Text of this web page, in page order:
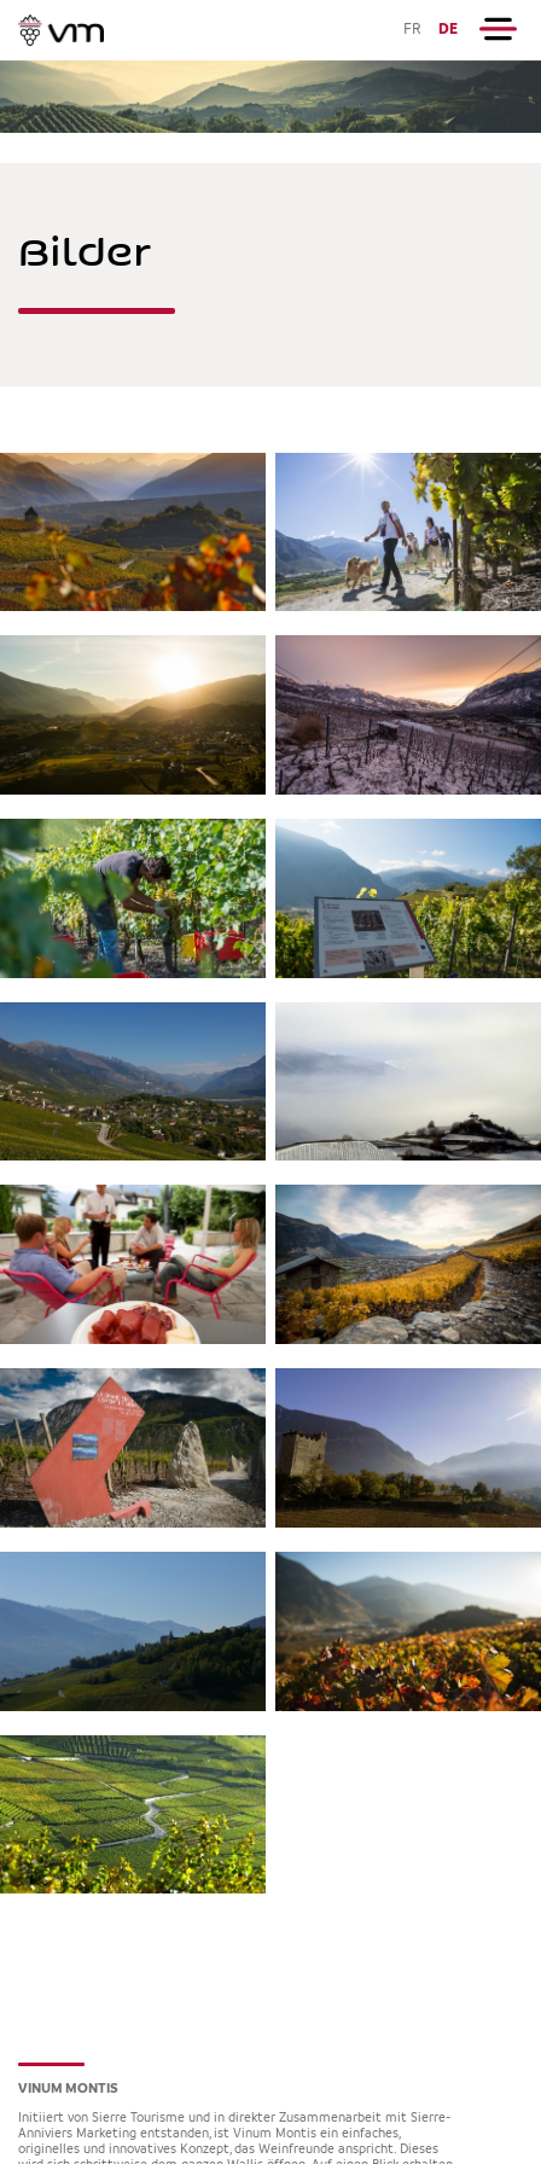
FR DE
Bilder
VINUM MONTIS
Initiiert von Sierre Tourisme und in direkter Zusammenarbeit mit Sierre-
Anniviers Marketing entstanden, ist Vinum Montis ein einfaches,
originelles und innovatives Konzept, das Weinfreunde anspricht. Dieses